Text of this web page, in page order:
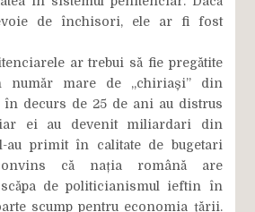
de închisori, ele ar fi fost
ar trebui să fie pregătite
număr mare de „chiriași” din
decurs de 25 de ani au distrus
ei au devenit miliardari din
au primit în calitate de bugetari
că nația română are
scăpa de politicianismul ieftin în
scump pentru economia țării.